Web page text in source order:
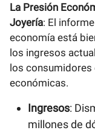
La Presión
Joyería: El
economía está
los ingresos
los
económicas.
Ingresos:
millones de